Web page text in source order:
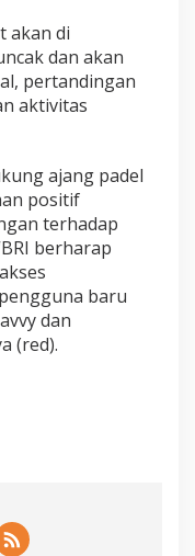
akan di
dan akan
pertandingan
aktivitas
ajang padel
positif
terhadap
berharap
baru
dan
(red).